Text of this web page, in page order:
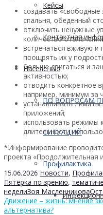
Кейсы
Контактная
Населению
ПО ВОПРОСАМ
СИТУАЦИЙ
Профилактика
создавать
спальня, обеденный
отключить ненужные
количество
встречаться вживую и
поощрять их у
больше двигаться и
активностью;
отводить конкретное
например, минимум за
устанавливать
приложений;
использовать режимы
длительности
*Информирование
проекта «Продолжительная
15.06.2026 Новости,
Пятёрка по зрению,
неделиЗоя Масленникова
Движение – жизнь: мнение
альтернатива?